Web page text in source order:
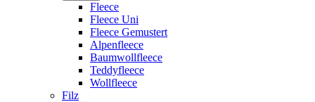
Fleece
Fleece Uni
Fleece Gemustert
Alpenfleece
Baumwollfleece
Teddyfleece
Wollfleece
Filz